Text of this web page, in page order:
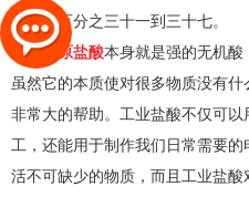
达到了百分之三十一到三十七。
太原盐酸本身就是强的无机酸
虽然它的本质使对很多物质没有
非常大的帮助。工业盐酸不仅可
工，还能用于制作我们日常需要
活不可缺少的物质，而且工业盐